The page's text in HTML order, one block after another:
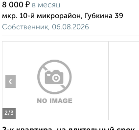
8 000 ₽ в месяц
мкр. 10-й микрорайон, Губкина 39
Собственник, 06.08.2026
2/3
‹